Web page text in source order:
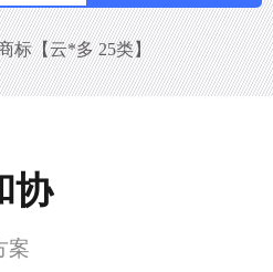
标【云*多 25类】
协
案